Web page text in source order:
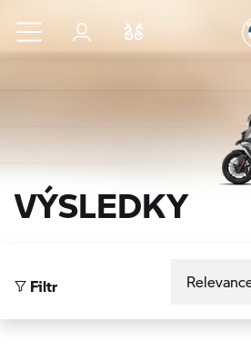
Přejít na hlavní obsah
Přihlášení
VÝSLEDKY
Filtr